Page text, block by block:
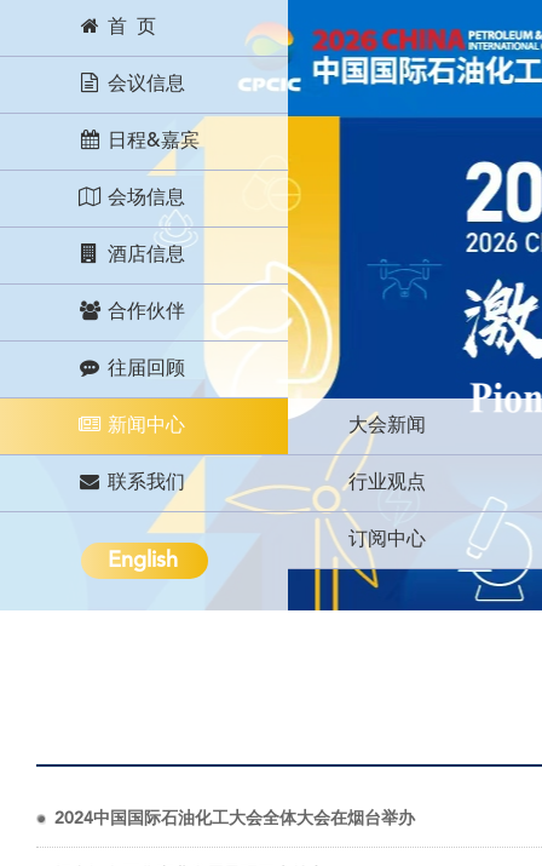
首 页
会议信息
日程&嘉宾
会场信息
酒店信息
合作伙伴
往届回顾
新闻中心 大会新闻
行业观点
订阅中心
联系我们
English
2024中国国际石油化工大会全体大会在烟台举办